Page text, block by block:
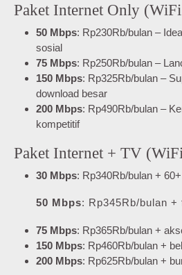
Paket Internet Only
50 Mbps: Rp230Rb/bulan –
sosial
75 Mbps: Rp250Rb/bulan –
150 Mbps: Rp325Rb/bulan –
download besar
200 Mbps: Rp490Rb/bulan –
kompetitif
Paket Internet + TV
30 Mbps: Rp340Rb/bulan +
50 Mbps: Rp345Rb/bulan
75 Mbps: Rp365Rb/bulan +
150 Mbps: Rp460Rb/bulan +
200 Mbps: Rp625Rb/bulan +